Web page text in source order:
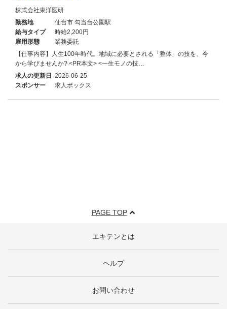
株式会社東洋医研
勤務地
仙台市 勾当台公園駅
給与タイプ
時給2,200円
雇用形態
業務委託
【仕事内容】人生100年時代。地域に必要とされる「整体」の技を、今
から学びませんか? <PR本文> <一生モノの技…
求人の更新日 2026-06-25
スポンサー
求人ボックス
PAGE TOP
エキテンとは
ヘルプ
お問い合わせ